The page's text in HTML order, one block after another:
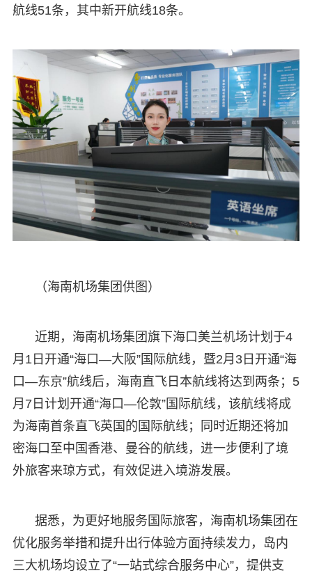
航线51条，其中新开航线18条。
（海南机场集团供图）
近期，海南机场集团旗下海口美兰机场计划于4
月1日开通“海口—大阪”国际航线，暨2月3日开通“海
口—东京”航线后，海南直飞日本航线将达到两条；5
月7日计划开通“海口—伦敦”国际航线，该航线将成
为海南首条直飞英国的国际航线；同时近期还将加
密海口至中国香港、曼谷的航线，进一步便利了境
外旅客来琼方式，有效促进入境游发展。
据悉，为更好地服务国际旅客，海南机场集团在
优化服务举措和提升出行体验方面持续发力，岛内
三大机场均设立了“一站式综合服务中心”，提供支